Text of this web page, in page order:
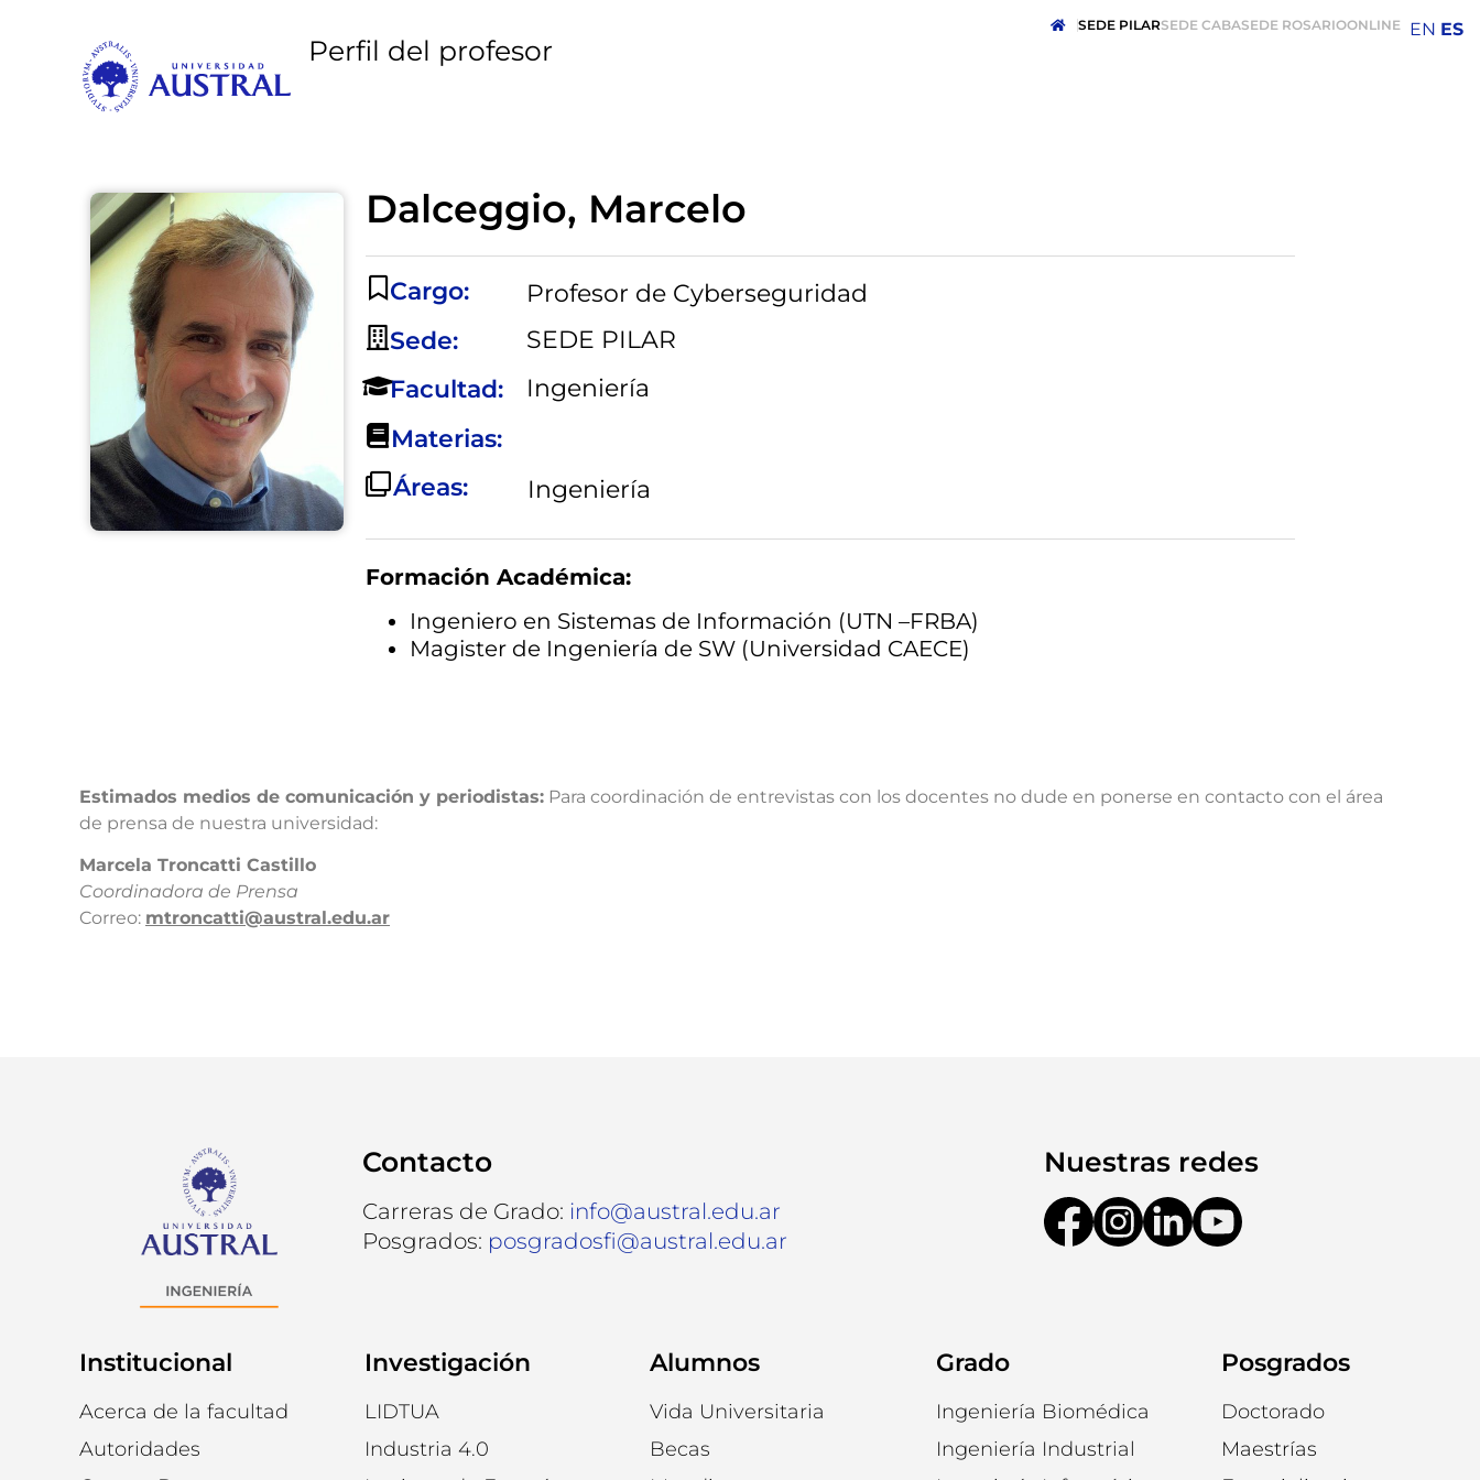
SEDE PILARSEDE CABASEDE ROSARIOONLINE
Perfil del profesor
Dalceggio, Marcelo
Cargo:
Profesor de Cyberseguridad
Sede:
SEDE PILAR
Facultad:
Ingeniería
Materias:
Áreas:
Ingeniería
Formación Académica:
Ingeniero en Sistemas de Información (UTN –FRBA)
Magister de Ingeniería de SW (Universidad CAECE)
Estimados medios de comunicación y periodistas: Para coordinación de entrevistas con los docentes no dude en ponerse en contacto con el área
de prensa de nuestra universidad:​
​Marcela Troncatti Castillo​
Coordinadora de Prensa​
Correo: mtroncatti@austral.edu.ar​
Contacto
Carreras de Grado: info@austral.edu.ar
Posgrados: posgradosfi@austral.edu.ar
Nuestras redes
Institucional
Acerca de la facultad
Autoridades
Investigación
LIDTUA
Industria 4.0
Alumnos
Vida Universitaria
Becas
Grado
Ingeniería Biomédica
Ingeniería Industrial
Posgrados
Doctorado
Maestrías
EN ES